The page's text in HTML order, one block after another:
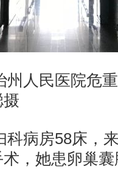
州人民医院危
科病房58床，
，她患卵巢